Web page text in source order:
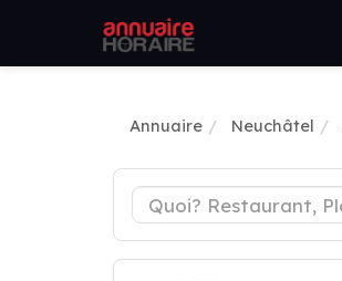
Annuaire Neuchâtel